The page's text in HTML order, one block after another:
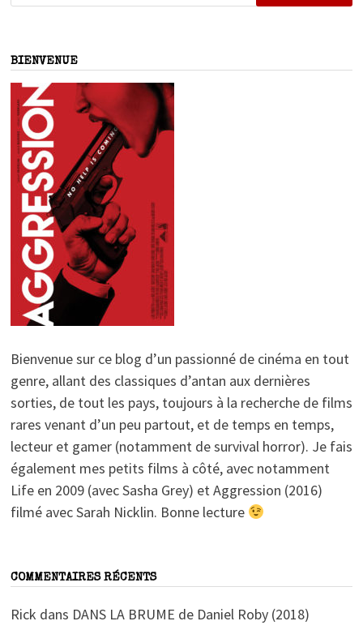
BIENVENUE
Bienvenue sur ce blog d’un passionné de cinéma en tout
genre, allant des classiques d’antan aux dernières
sorties, de tout les pays, toujours à la recherche de films
rares venant d’un peu partout, et de temps en temps,
lecteur et gamer (notamment de survival horror). Je fais
également mes petits films à côté, avec notamment
Life en 2009 (avec Sasha Grey) et Aggression (2016)
filmé avec Sarah Nicklin. Bonne lecture
COMMENTAIRES RÉCENTS
Rick dans DANS LA BRUME de Daniel Roby (2018)